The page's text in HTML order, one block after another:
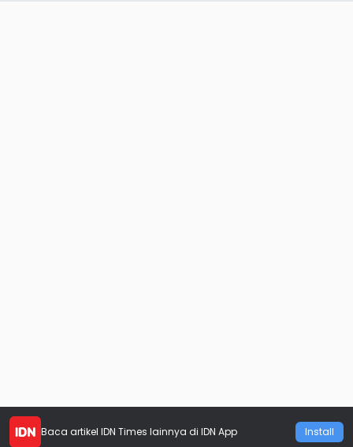
Baca artikel IDN Times lainnya di IDN App Install